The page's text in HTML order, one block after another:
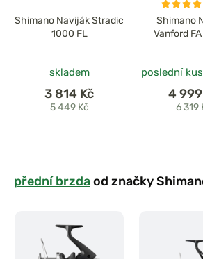
Shimano Naviják Stradic
1000 FL
skladem
3 814 Kč
5 449 Kč
Shimano
Vanford
poslední
4
6 319
přední brzdaod značky